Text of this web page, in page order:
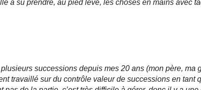
a su prendre, au pied levé, les choses en mains avec
plusieurs successions depuis mes 20 ans (mon père,
travaillé sur du contrôle valeur de successions en tant